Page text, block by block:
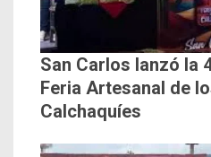
San Carlos lanzó la
Feria Artesanal de
Calchaquíes